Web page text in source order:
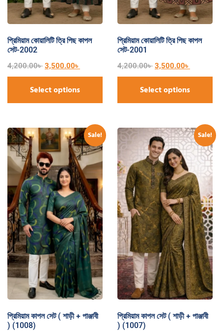
প্রিমিয়াম কোয়ালিটি ত্রি পিছ কাপল
সেট-2002
4,200.00৳ 3,500.00৳
Select options
প্রিমিয়াম কোয়ালিটি ত্রি পিছ কাপল
সেট-2001
4,200.00৳ 3,500.00৳
Select options
Sale!
প্রিমিয়াম কাপল সেট ( শাড়ী + পাঞ্জাবী
) (1008)
Sale!
প্রিমিয়াম কাপল সেট ( শাড়ী + পাঞ্জাবী
) (1007)